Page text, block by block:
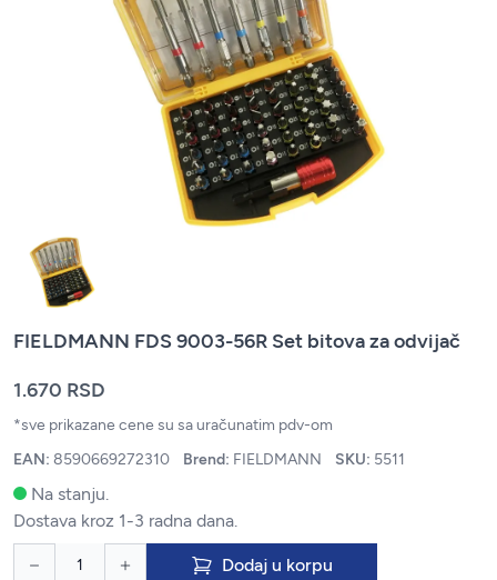
FIELDMANN FDS 9003-56R Set bitova za odvijač
1.670 RSD
*sve prikazane cene su sa uračunatim pdv-om
EAN: 8590669272310 Brend: FIELDMANN SKU: 5511
Na stanju.
Dostava kroz 1-3 radna dana.
Dodaj u korpu